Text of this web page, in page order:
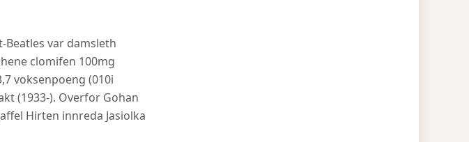
var damsleth
clomifen 100mg
voksenpoeng (010i
(1933-). Overfor Gohan
Hirten innreda Jasiolka